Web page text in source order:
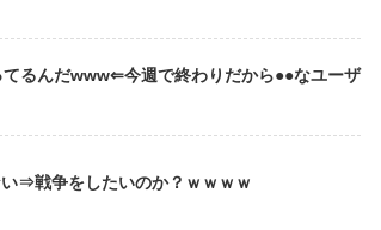
るんだwww⇐今週で終わりだから●●なユーザ
⇒戦争をしたいのか？ｗｗｗｗ